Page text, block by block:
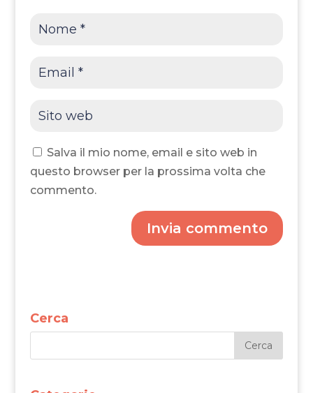
Salva il mio nome, email e sito web in
questo browser per la prossima volta che
commento.
Invia commento
Cerca